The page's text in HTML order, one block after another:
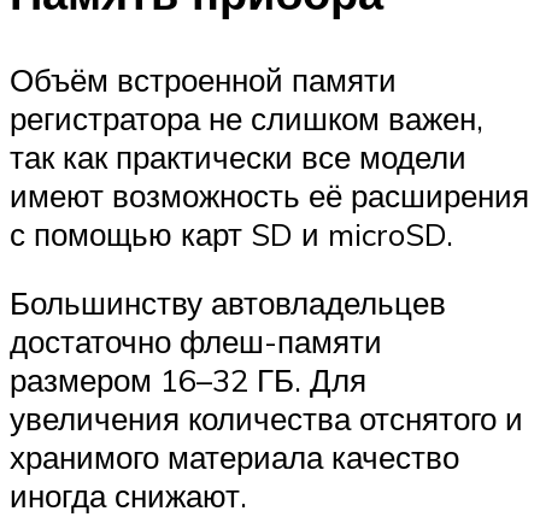
Объём встроенной памяти
регистратора не слишком важен,
так как практически все модели
имеют возможность её расширения
с помощью карт SD и microSD.
Большинству автовладельцев
достаточно флеш-памяти
размером 16–32 ГБ. Для
увеличения количества отснятого и
хранимого материала качество
иногда снижают.